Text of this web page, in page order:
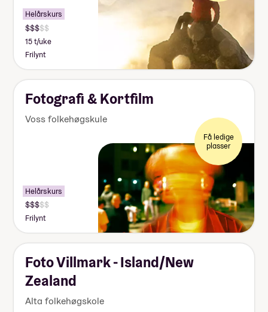
Helårskurs
15 t/uke
Frilynt
Fotografi & Kortfilm
Voss folkehøgskule
Få ledige
plasser
Helårskurs
Frilynt
Foto Villmark - Island/New
Zealand
Alta folkehøgskole